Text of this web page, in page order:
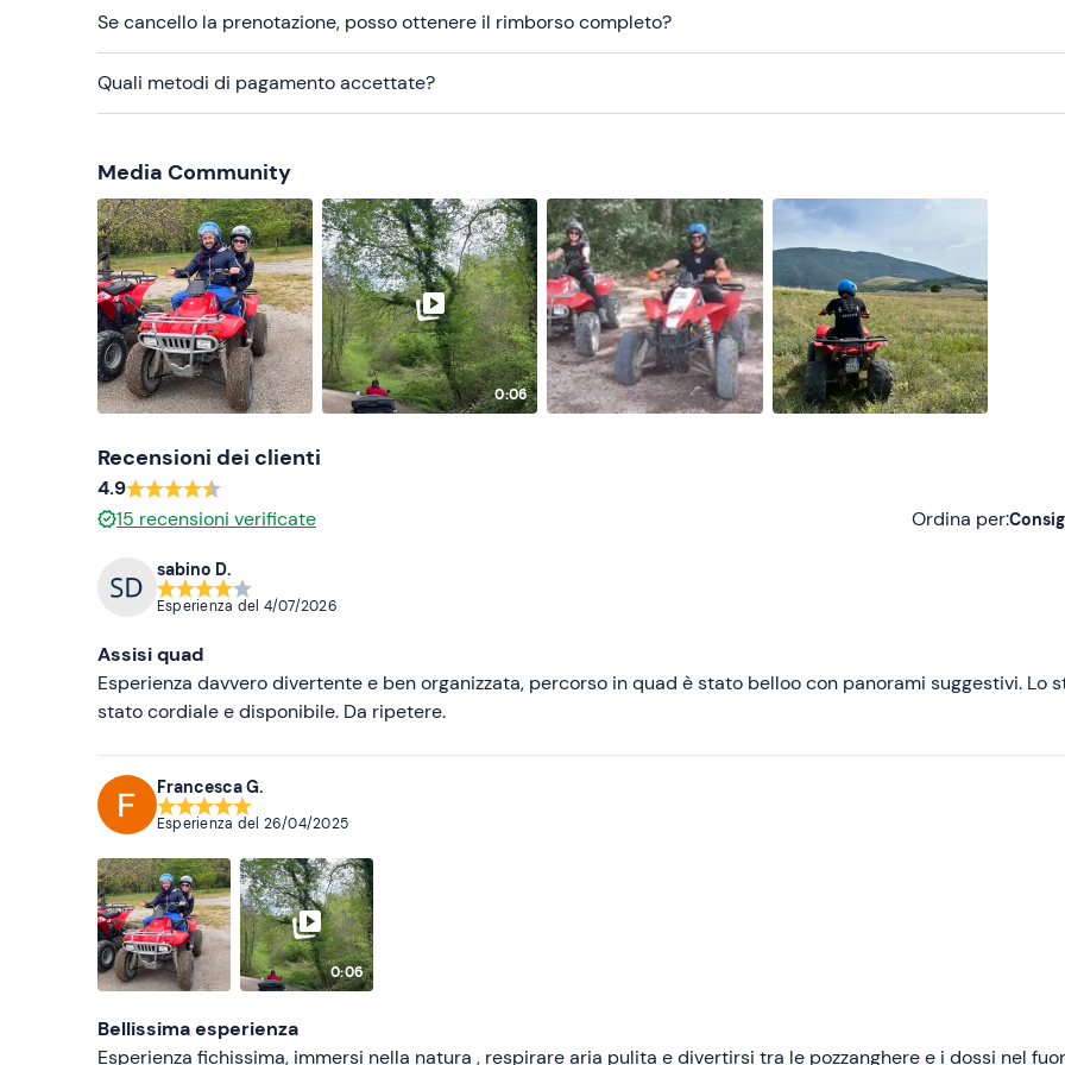
Se cancello la prenotazione, posso ottenere il rimborso completo?
Quali metodi di pagamento accettate?
Media Community
0:06
Recensioni dei clienti
4.9
15 recensioni verificate Ordina per:
Meno recenti
sabino D.
Esperienza del 4/07/2026
Assisi quad
Esperienza davvero divertente e ben organizzata, percorso in quad è stato belloo con panorami suggestivi. Lo
stato cordiale e disponibile. Da ripetere.
Francesca G.
Esperienza del 26/04/2025
0:06
Bellissima esperienza
Esperienza fichissima, immersi nella natura , respirare aria pulita e divertirsi tra le pozzanghere e i dossi nel